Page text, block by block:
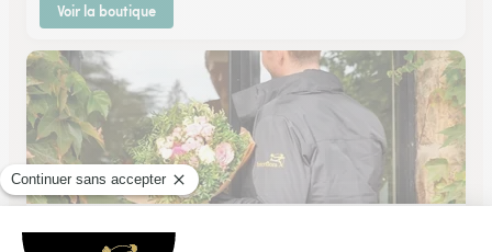
Voir la boutique
Le Jardin des Fleurs